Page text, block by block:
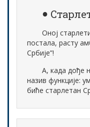
Оној
постала, расту
Србије”!
А, када дође
назив функције:
биће старлетан